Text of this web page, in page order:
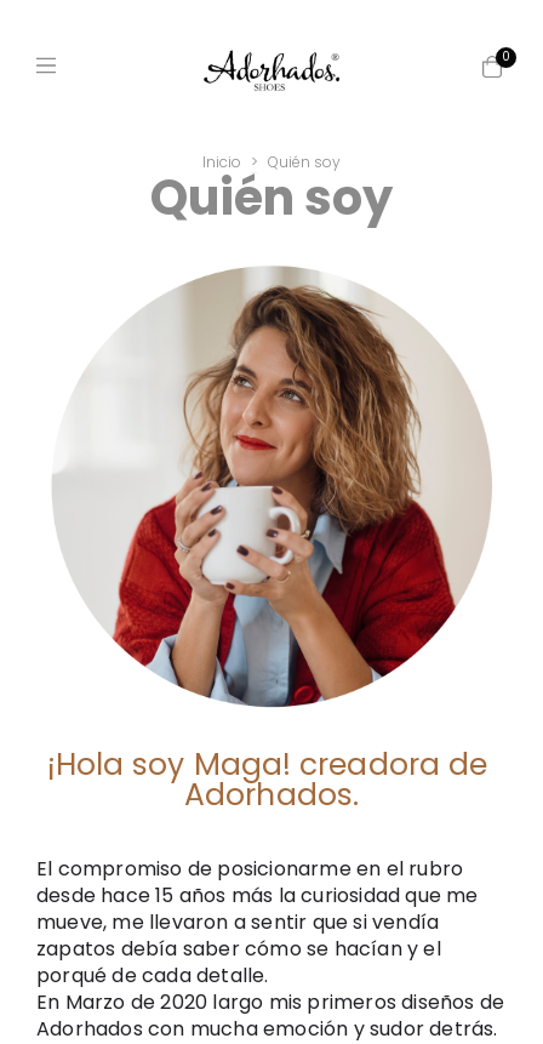
0
Inicio > Quién soy
Quién soy
¡Hola soy Maga! creadora de
Adorhados.
El compromiso de posicionarme en el rubro
desde hace 15 años más la curiosidad que me
mueve, me llevaron a sentir que si vendía
zapatos debía saber cómo se hacían y el
porqué de cada detalle.
En Marzo de 2020 largo mis primeros diseños de
Adorhados con mucha emoción y sudor detrás.